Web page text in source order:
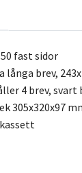
fast sidor
brev,
4 brev, svart
305x320x97